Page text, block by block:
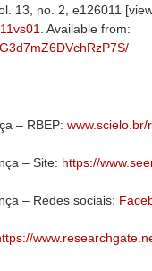
13, no. 2, e126011
. Available from:
– RBEP: www.scielo.br/
– Site: https://
– Redes sociais: